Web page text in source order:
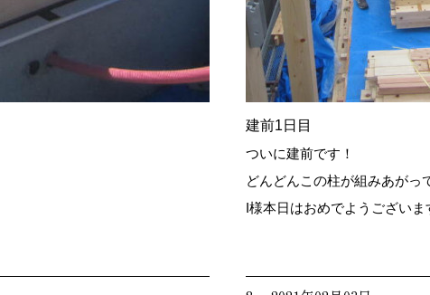
建前1日目
ついに建前です！
どんどんこの柱が組みあがっ
I様本日はおめでようございま